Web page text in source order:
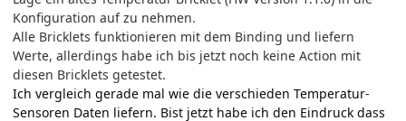
Konfiguration auf zu nehmen.
Alle Bricklets funktionieren mit dem Binding und liefern
Werte, allerdings habe ich bis jetzt noch keine Action mit
diesen Bricklets getestet.
Ich vergleich gerade mal wie die verschieden Temperatur-
Sensoren Daten liefern. Bist jetzt habe ich den Eindruck dass